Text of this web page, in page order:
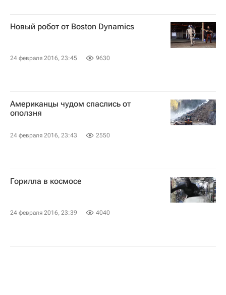
Новый робот от Boston Dynamics
24 февраля 2016, 23:45 9630
Американцы чудом спаслись от
оползня
24 февраля 2016, 23:43 2550
Горилла в космосе
24 февраля 2016, 23:39 4040